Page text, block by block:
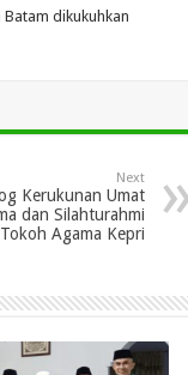
dikukuhkan
Next
Kerukunan Umat
dan Silahturahmi
Tokoh Agama Kepri